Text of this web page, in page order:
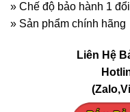
» Chế độ bảo hành 1
» Sản phẩm chính hãng
Liên Hệ